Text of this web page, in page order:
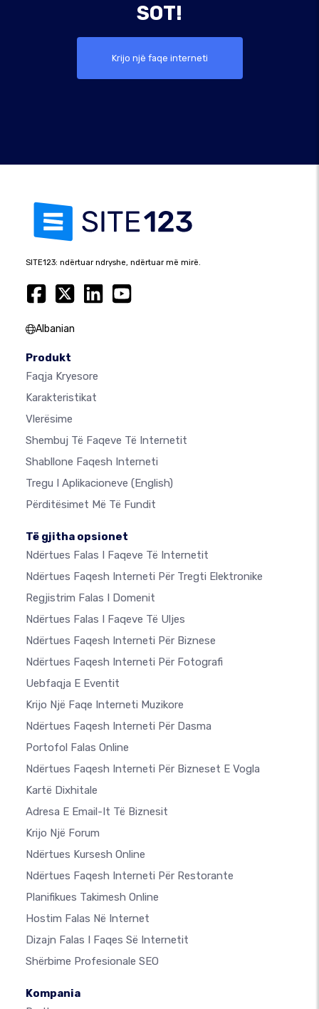
SOT!
Krijo një faqe interneti
SITE123: ndërtuar ndryshe, ndërtuar më mirë.
Albanian
Produkt
Faqja Kryesore
Karakteristikat
Vlerësime
Shembuj Të Faqeve Të Internetit
Shabllone Faqesh Interneti
Tregu I Aplikacioneve (English)
Përditësimet Më Të Fundit
Të gjitha opsionet
Ndërtues Falas I Faqeve Të Internetit
Ndërtues Faqesh Interneti Për Tregti Elektronike
Regjistrim Falas I Domenit
Ndërtues Falas I Faqeve Të Uljes
Ndërtues Faqesh Interneti Për Biznese
Ndërtues Faqesh Interneti Për Fotografi
Uebfaqja E Eventit
Krijo Një Faqe Interneti Muzikore
Ndërtues Faqesh Interneti Për Dasma
Portofol Falas Online
Ndërtues Faqesh Interneti Për Bizneset E Vogla
Kartë Dixhitale
Adresa E Email-It Të Biznesit
Krijo Një Forum
Ndërtues Kursesh Online
Ndërtues Faqesh Interneti Për Restorante
Planifikues Takimesh Online
Hostim Falas Në Internet
Dizajn Falas I Faqes Së Internetit
Shërbime Profesionale SEO
Kompania